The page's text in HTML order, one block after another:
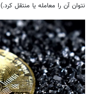
نتوان آن را معامله یا منتقل کرد.)